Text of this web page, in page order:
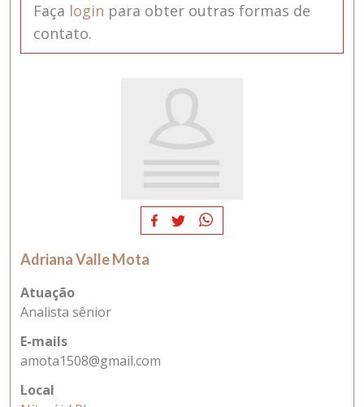
Faça login para obter outras formas de
contato.
Adriana Valle Mota
Atuação
Analista sênior
E-mails
amota1508@gmail.com
Local